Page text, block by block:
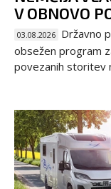
V OBNOVO
03.08.2026 Državno
obsežen program
povezanih storitev